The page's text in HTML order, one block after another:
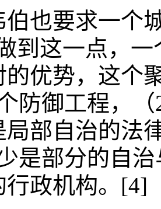
伯也要求一个
到这一点，
的优势，这个
个防御工程，
局部自治的法
少是部分的自
行政机构。[4]